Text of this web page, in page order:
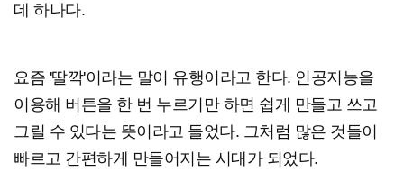
데 하나다.
요즘 '딸깍'이라는 말이 유행이라고 한다. 인공지능을
이용해 버튼을 한 번 누르기만 하면 쉽게 만들고 쓰고
그릴 수 있다는 뜻이라고 들었다. 그처럼 많은 것들이
빠르고 간편하게 만들어지는 시대가 되었다.